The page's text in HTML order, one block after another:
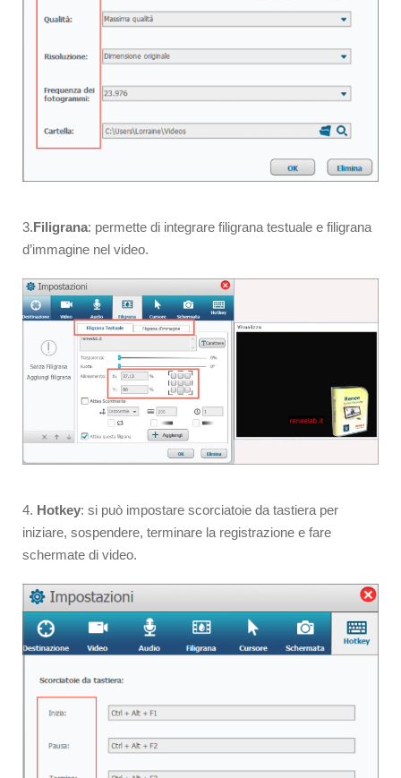
3.Filigrana: permette di integrare filigrana testuale e filigrana
d’immagine nel video.
4. Hotkey: si può impostare scorciatoie da tastiera per
iniziare, sospendere, terminare la registrazione e fare
schermate di video.